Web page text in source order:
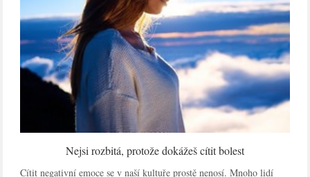
Nejsi rozbitá, protože dokážeš cítit bolest
Cítit negativní emoce se v naší kultuře prostě nenosí. Mnoho lidí